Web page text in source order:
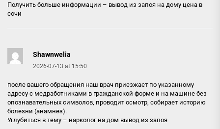
Получить больше информации – вывод из запоя на дому цена в
сочи
Shawnwelia
2026-07-13 at 15:50
после вашего обращения наш врач приезжает по указанному
адресу с медработниками в гражданской форме и на машине без
опознавательных символов, проводит осмотр, собирает историю
болезни (анамнез).
Углубиться в тему – нарколог на дом вывод из запоя